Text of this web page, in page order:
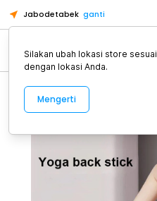
Jabodetabek ganti
Alat Kopi
Silakan ubah lokasi store sesuai
dengan lokasi Anda.
Mengerti